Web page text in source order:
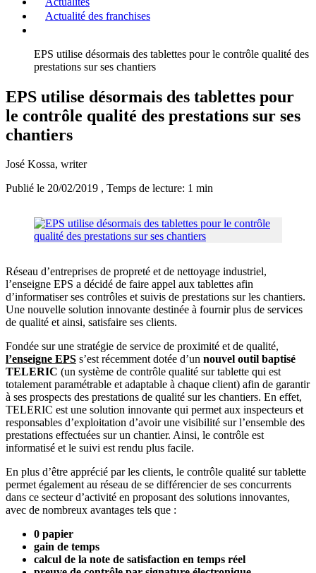
Actualité des franchises
EPS utilise désormais des tablettes pour le contrôle qualité des
prestations sur ses chantiers
EPS utilise désormais des tablettes pour
le contrôle qualité des prestations sur ses
chantiers
José Kossa, writer
Publié le 20/02/2019 , Temps de lecture: 1 min
Réseau d’entreprises de propreté et de nettoyage industriel,
l’enseigne EPS a décidé de faire appel aux tablettes afin
d’informatiser ses contrôles et suivis de prestations sur les chantiers.
Une nouvelle solution innovante destinée à fournir plus de services
de qualité et ainsi, satisfaire ses clients.
Fondée sur une stratégie de service de proximité et de qualité,
l’enseigne EPS s’est récemment dotée d’un nouvel outil baptisé
TELERIC (un système de contrôle qualité sur tablette qui est
totalement paramétrable et adaptable à chaque client) afin de garantir
à ses prospects des prestations de qualité sur les chantiers. En effet,
TELERIC est une solution innovante qui permet aux inspecteurs et
responsables d’exploitation d’avoir une visibilité sur l’ensemble des
prestations effectuées sur un chantier. Ainsi, le contrôle est
informatisé et le suivi est rendu plus facile.
En plus d’être apprécié par les clients, le contrôle qualité sur tablette
permet également au réseau de se différencier de ses concurrents
dans ce secteur d’activité en proposant des solutions innovantes,
avec de nombreux avantages tels que :
0 papier
gain de temps
calcul de la note de satisfaction en temps réel